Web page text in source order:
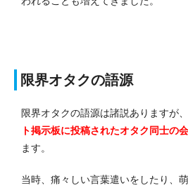
限界オタクの語源
限界オタクの語源は諸説ありますが、
ト掲示板に投稿されたオタク同士の
ます。
当時、痛々しい言葉遣いをしたり、